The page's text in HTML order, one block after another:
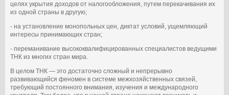
целях укрытия доходов от налогообложения, путем перекачивания их
из одной страны в другую;
- на установление монопольных цен, диктат условий, ущемляющий
интересы принимающих стран;
- переманивание высококвалифицированных специалистов ведущими
ТНК из многих стран мира.
В целом ТНК — это достаточно сложный и непрерывно
развивающийся феномен в системе межхозяйственных связей,
требующий постоянного внимания, изучения и международного